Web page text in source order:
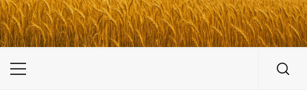
UKRAINE-IS
ПОДОРОЖI ПО УКРАЇНІ
Primary